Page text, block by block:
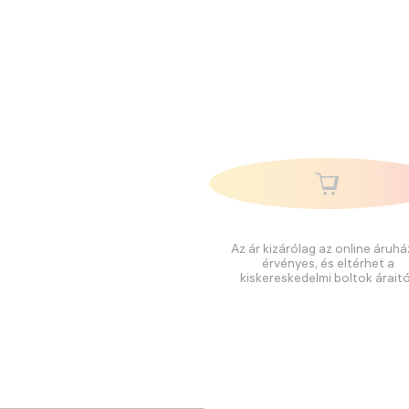
Az ár kizárólag az online
érvényes, és eltérhet a
kiskereskedelmi boltok